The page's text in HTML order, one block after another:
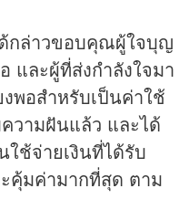
กล่าวขอบคุณผู้ใจบุญ
และผู้ที่ส่งกำลังใจมา
พอสำหรับเป็นค่าใช้
วามฝันแล้ว และได้
ใช้จ่ายเงินที่ได้รับ
คุ้มค่ามากที่สุด ตาม